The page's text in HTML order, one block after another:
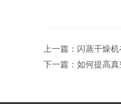
上一篇： 闪蒸干燥
下一篇： 如何提高